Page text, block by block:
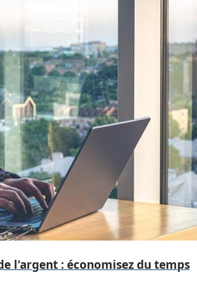
l'argent : économisez du temps